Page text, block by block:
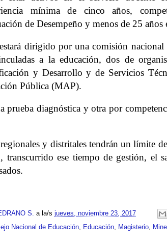
mínima de cinco años,
de Desempeño y menos de 25 años
dirigido por una comisión nacional
a la educación, dos de
y Desarrollo y de Servicios
Pública (MAP).
prueba diagnóstica y otra por
y distritales tendrán un límite
transcurrido ese tiempo de gestión, el
S. a la/s jueves, noviembre 23, 2017
Nacional de Educación, Educación, Magisterio,